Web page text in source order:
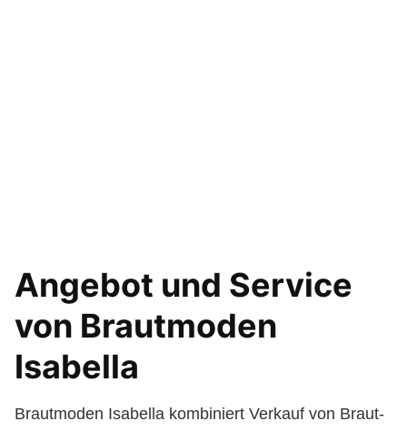
Angebot und Service
von Brautmoden
Isabella
Brautmoden Isabella kombiniert Verkauf von Braut-